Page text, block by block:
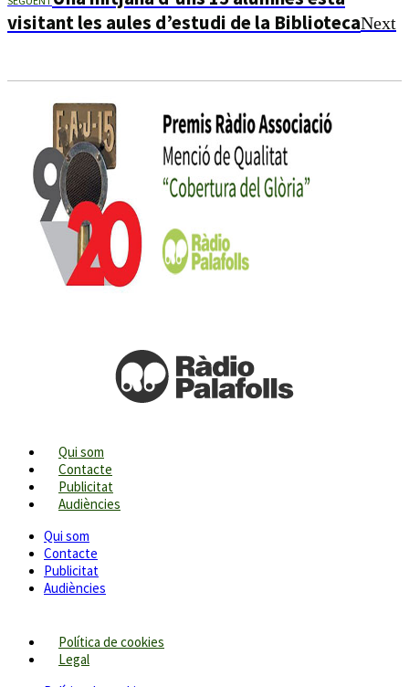
visitant les aules d’estudi de la BibliotecaNext
Qui som
Contacte
Publicitat
Audiències
Qui som
Contacte
Publicitat
Audiències
Política de cookies
Legal